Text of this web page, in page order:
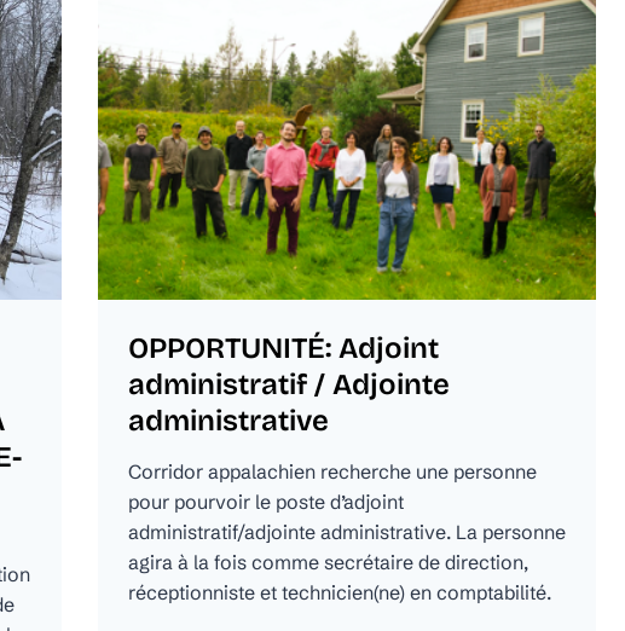
OPPORTUNITÉ: Adjoint
administratif / Adjointe
administrative
Corridor appalachien recherche une personne
pour pourvoir le poste d’adjoint
administratif/adjointe administrative. La personne
agira à la fois comme secrétaire de direction,
réceptionniste et technicien(ne) en comptabilité.